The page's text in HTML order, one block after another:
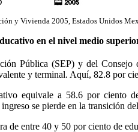
y Vivienda 2005, Estados Unidos
en el nivel medio
Pública (SEP) y del Consejo
y terminal. Aquí, 82.8 por
equivale a 58.6 por ciento
se pierde en la transición
de entre 40 y 50 por ciento de